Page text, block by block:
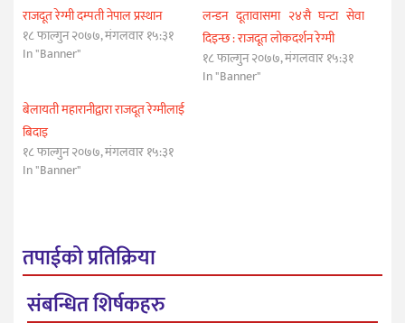
राजदूत रेग्मी दम्पती नेपाल प्रस्थान
१८ फाल्गुन २०७७, मंगलवार १५:३१
In "Banner"
लन्डन दूतावासमा २४सै घन्टा सेवा
दिइन्छ : राजदूत लोकदर्शन रेग्मी
१८ फाल्गुन २०७७, मंगलवार १५:३१
In "Banner"
बेलायती महारानीद्वारा राजदूत रेग्मीलाई
बिदाइ
१८ फाल्गुन २०७७, मंगलवार १५:३१
In "Banner"
तपाईको प्रतिक्रिया
संबन्धित शिर्षकहरु